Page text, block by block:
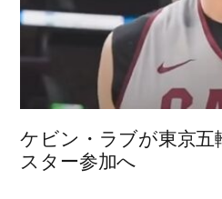
ケビン・ラブが東京五
スター参加へ